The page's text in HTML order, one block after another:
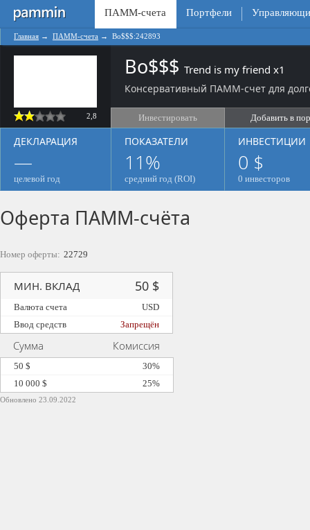
ПАММ-счета Портфели
Главная → ПАММ-счета → Bo$$$:242893
2,8
Bo$$$ Trend is my friend x1
Консервативный ПАММ-счет для
Инвестировать Добавить в
ДЕКЛАРАЦИЯ
—
целевой год
ПОКАЗАТЕЛИ
11%
средний год (ROI)
ИНВЕСТИЦИИ
0 $
0 инвесторов
Оферта ПАММ-счёта
Номер оферты: 22729
МИН. ВКЛАД 50 $
Валюта счета
USD
Ввод средств
Запрещён
Обновлено 23.09.2022
Сумма Комиссия
50 $
30%
10 000 $
25%